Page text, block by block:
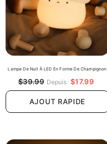
Lampe De Nuit À LED En Forme De Champignon
$39.99 Depuis $17.99
AJOUT RAPIDE